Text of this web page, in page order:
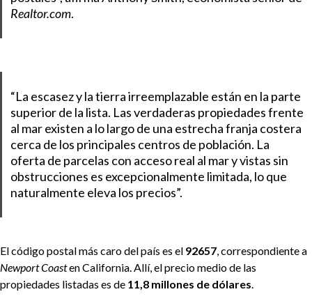
Realtor.com.
“La escasez y la tierra irreemplazable están en la parte
superior de la lista. Las verdaderas propiedades frente
al mar existen a lo largo de una estrecha franja costera
cerca de los principales centros de población. La
oferta de parcelas con acceso real al mar y vistas sin
obstrucciones es excepcionalmente limitada, lo que
naturalmente eleva los precios”.
El código postal más caro del país es el 92657, correspondiente a
Newport Coasten California. Allí, el precio medio de las
propiedades listadas es de 11,8 millones de dólares.